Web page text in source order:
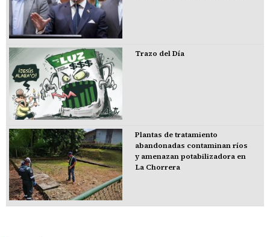
Trazo del Día
Plantas de tratamiento
abandonadas contaminan ríos
y amenazan potabilizadora en
La Chorrera